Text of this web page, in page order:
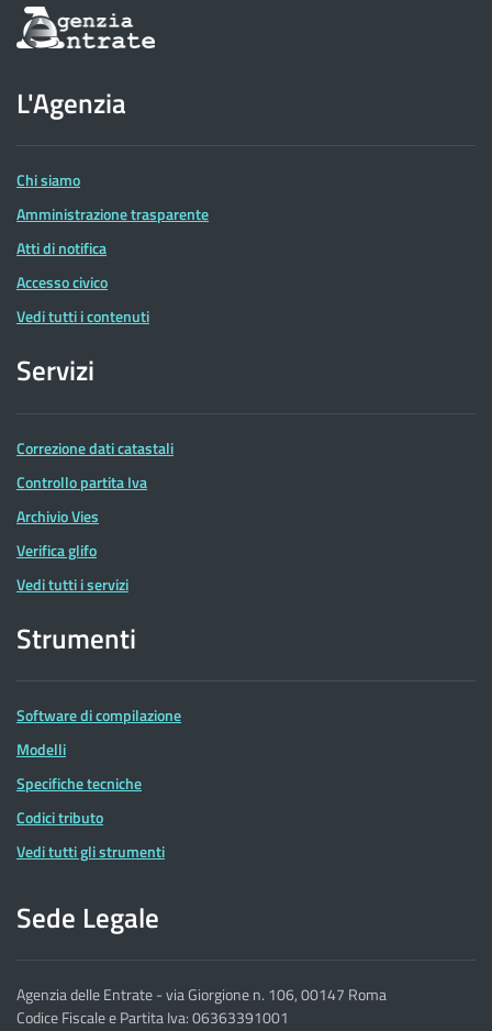
Informazioni
sul
dell'Agenzia
delle
Entrate
L'Agenzia
Chi siamo
Amministrazione trasparente
Atti di notifica
Accesso civico
Vedi tutti i contenuti
Servizi
Correzione dati catastali
Controllo partita Iva
Archivio Vies
Verifica glifo
Vedi tutti i servizi
Strumenti
Software di compilazione
Modelli
Specifiche tecniche
Codici tributo
Vedi tutti gli strumenti
Sede Legale
Agenzia delle Entrate - via Giorgione n. 106, 00147 Roma
Codice Fiscale e Partita Iva: 06363391001